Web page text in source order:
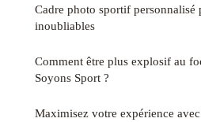
Cadre photo sportif personnalisé
inoubliables
Comment être plus explosif au
Soyons Sport ?
Maximisez votre expérience